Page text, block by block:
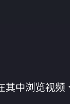
中浏览视